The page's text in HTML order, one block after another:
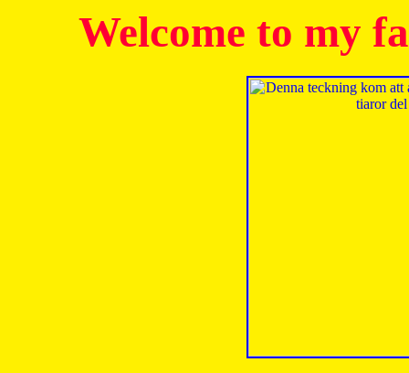
Welcome to my